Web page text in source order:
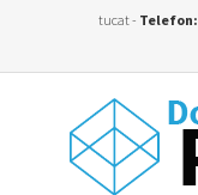
tucat - Telefon: